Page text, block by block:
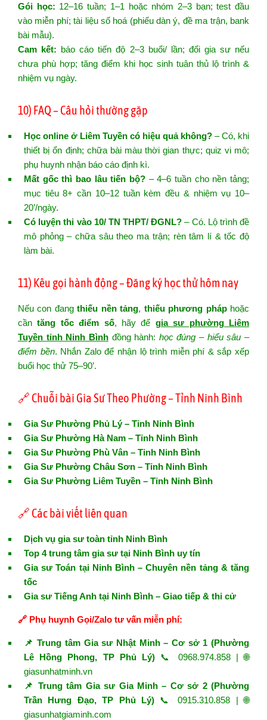
Gói học: 12–16 tuần; 1–1 hoặc nhóm 2–3 bạn; test đầu
vào miễn phí; tài liệu số hoá (phiếu dàn ý, đề ma trận, bank
bài mẫu).
Cam kết: báo cáo tiến độ 2–3 buổi/ lần; đổi gia sư nếu
chưa phù hợp; tăng điểm khi học sinh tuân thủ lộ trình &
nhiệm vụ ngày.
10) FAQ – Câu hỏi thường gặp
Học online ở Liêm Tuyền có hiệu quả không? – Có, khi
thiết bị ổn định; chữa bài màu thời gian thực; quiz vi mô;
phụ huynh nhận báo cáo định kì.
Mất gốc thì bao lâu tiến bộ? – 4–6 tuần cho nền tảng;
mục tiêu 8+ cần 10–12 tuần kèm đều & nhiệm vụ 10–
20’/ngày.
Có luyện thi vào 10/ TN THPT/ ĐGNL? – Có. Lộ trình đề
mô phỏng – chữa sâu theo ma trận; rèn tâm lí & tốc độ
làm bài.
11) Kêu gọi hành động – Đăng ký học thử hôm nay
Nếu con đangthiếu nền tảng, thiếu phương pháphoặc
cầntăng tốc điểm số, hãy để gia sư phường Liêm
Tuyền tỉnh Ninh Bìnhđồng hành: học đúng – hiểu sâu –
điểm bền. Nhắn Zalo để nhận lộ trình miễn phí & sắp xếp
buổi học thử 75–90’.
🔗 Chuỗi bài Gia Sư Theo Phường – Tỉnh Ninh Bình
Gia Sư Phường Phủ Lý – Tỉnh Ninh Bình
Gia Sư Phường Hà Nam – Tỉnh Ninh Bình
Gia Sư Phường Phù Vân – Tỉnh Ninh Bình
Gia Sư Phường Châu Sơn – Tỉnh Ninh Bình
Gia Sư Phường Liêm Tuyền – Tỉnh Ninh Bình
🔗 Các bài viết liên quan
Dịch vụ gia sư toàn tỉnh Ninh Bình
Top 4 trung tâm gia sư tại Ninh Bình uy tín
Gia sư Toán tại Ninh Bình – Chuyên nền tảng & tăng
tốc
Gia sư Tiếng Anh tại Ninh Bình – Giao tiếp & thi cử
🔗 Phụ huynh Gọi/Zalo tư vấn miễn phí:
📌 Trung tâm Gia sư Nhật Minh – Cơ sở 1 (Phường
Lê Hồng Phong, TP Phủ Lý) 📞 0968.974.858 | 🌐
giasunhatminh.vn
📌 Trung tâm Gia sư Gia Minh – Cơ sở 2 (Phường
Trần Hưng Đạo, TP Phủ Lý) 📞 0915.310.858 | 🌐
giasunhatgiaminh.com